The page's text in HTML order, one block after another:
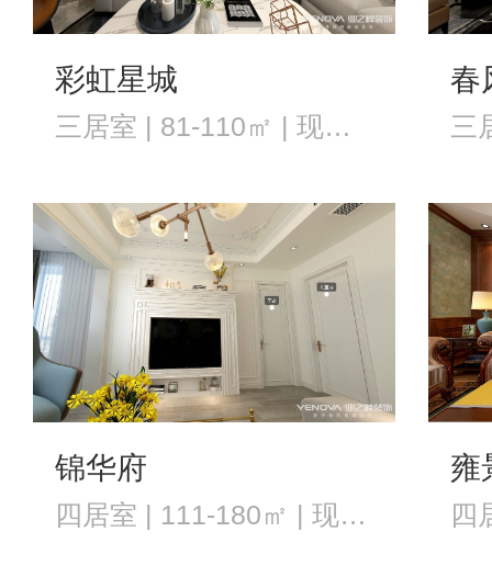
彩虹星城
三居室 | 81-110㎡ | 现代风格
春
锦华府
四居室 | 111-180㎡ | 现代风格
雍